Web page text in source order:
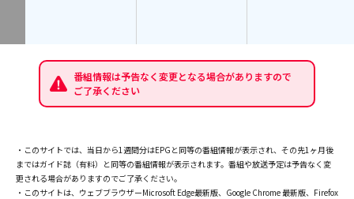
番組情報は予告なく変更となる場合がありますので
ご了承ください
・このサイトでは、当日から1週間分はEPGと同等の番組情報が表示され、その先1ヶ月後
まではガイド誌（有料）と同等の番組情報が表示されます。番組や放送予定は予告なく変
更される場合がありますのでご了承ください。
・このサイトは、ウェブブラウザーMicrosoft Edge最新版、Google Chrome 最新版、Firefox